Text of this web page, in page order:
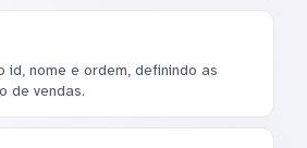
id, nome e ordem, definindo as
de vendas.